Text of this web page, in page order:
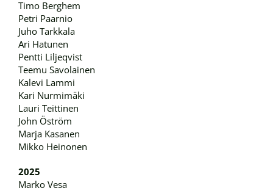
Timo Berghem
Petri Paarnio
Juho Tarkkala
Ari Hatunen
Pentti Liljeqvist
Teemu Savolainen
Kalevi Lammi
Kari Nurmimäki
Lauri Teittinen
John Öström
Marja Kasanen
Mikko Heinonen​​​​​​​
2025
Marko Vesa